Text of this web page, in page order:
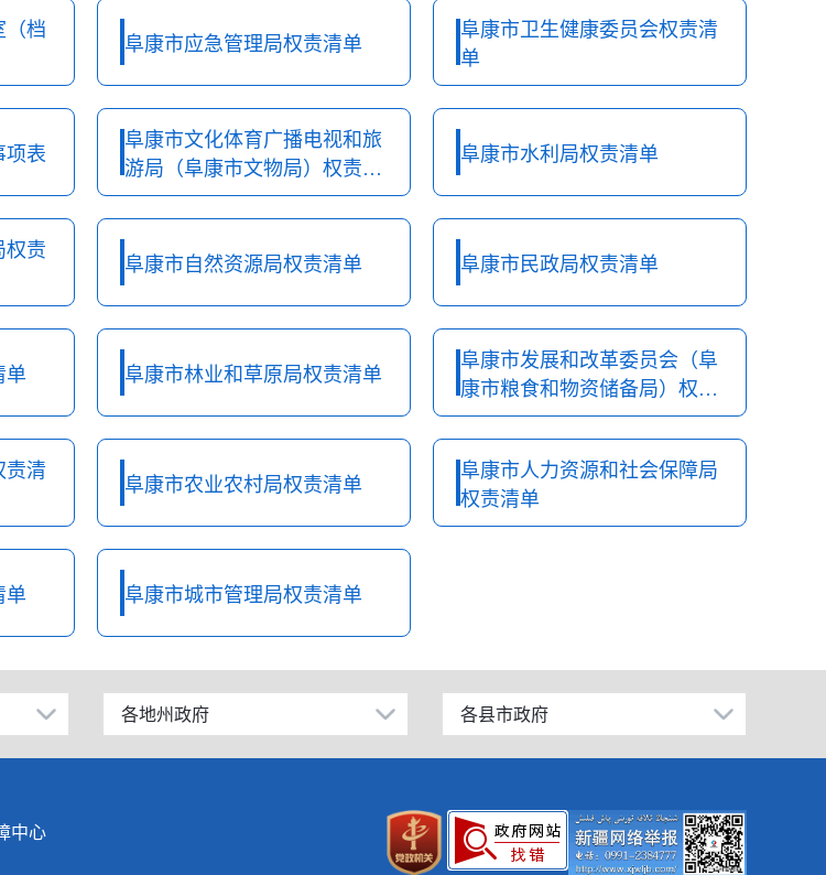
（档
阜康市应急管理局权责清单
阜康市卫生健康委员会权责清
单
项表
阜康市文化体育广播电视和旅
游局（阜康市文物局）权责清
单
阜康市水利局权责清单
权责
阜康市自然资源局权责清单 阜康市民政局权责清单
单 阜康市林业和草原局权责清单
阜康市发展和改革委员会（阜
康市粮食和物资储备局）权责
清单
责清
阜康市农业农村局权责清单
阜康市人力资源和社会保障局
权责清单
单 阜康市城市管理局权责清单
各地州政府
乌鲁木齐市
各县市政府
昌吉市
玛纳斯县
中心